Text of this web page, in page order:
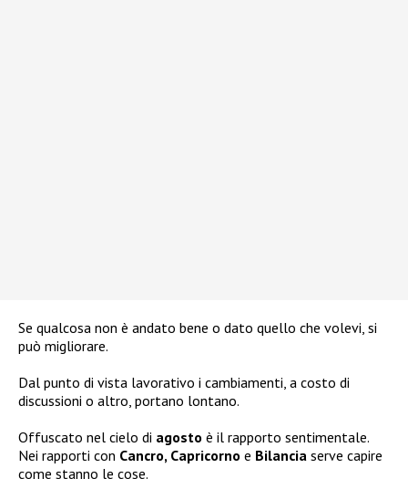
Se qualcosa non è andato bene o dato quello che volevi, si
può migliorare.
Dal punto di vista lavorativo i cambiamenti, a costo di
discussioni o altro, portano lontano.
Offuscato nel cielo di agosto è il rapporto sentimentale.
Nei rapporti con Cancro, Capricorno e Bilancia serve capire
come stanno le cose.